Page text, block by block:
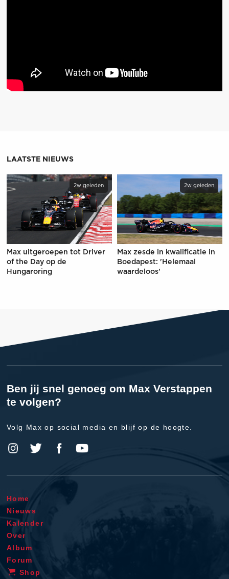
LAATSTE NIEUWS
2w geleden
Max uitgeroepen tot Driver
of the Day op de
Hungaroring
2w geleden
Max zesde in kwalificatie in
Boedapest: 'Helemaal
waardeloos'
Ben jij snel genoeg om Max Verstappen
te volgen?
Volg Max op social media en blijf op de hoogte.
Home
Nieuws
Kalender
Over
Album
Forum
Shop